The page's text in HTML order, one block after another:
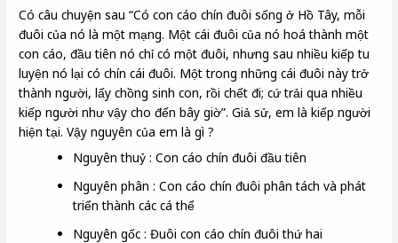
Có câu chuyện sau “Có con cáo chín đuôi sống ở Hồ Tây, mỗi
đuôi của nó là một mạng. Một cái đuôi của nó hoá thành một
con cáo, đầu tiên nó chỉ có một đuôi, nhưng sau nhiều kiếp tu
luyện nó lại có chín cái đuôi. Một trong những cái đuôi này trở
thành người, lấy chồng sinh con, rồi chết đi; cứ trải qua nhiều
kiếp người như vậy cho đến bây giờ”. Giả sử, em là kiếp người
hiện tại. Vậy nguyên của em là gì ?
Nguyên thuỷ : Con cáo chín đuôi đầu tiên
Nguyên phân : Con cáo chín đuôi phân tách và phát
triển thành các cá thể
Nguyên gốc : Đuôi con cáo chín đuôi thứ hai